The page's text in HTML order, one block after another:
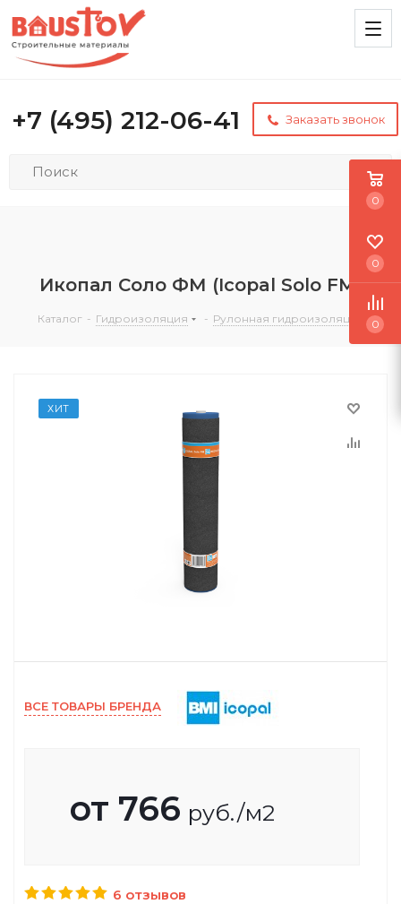
+7 (495) 212-06-41 Заказать звонок
Икопал Соло ФМ (Icopal Solo FM)
Каталог - Гидроизоляция - Рулонная гидроизоляция
ХИТ
ВСЕ ТОВАРЫ БРЕНДА
от 766 руб./м2
6 отзывов
0
0
0